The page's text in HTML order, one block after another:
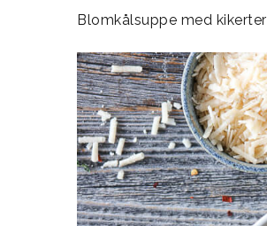
Blomkålsuppe med kikerter